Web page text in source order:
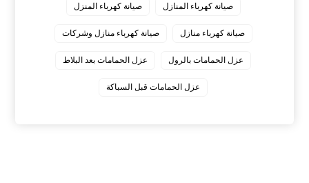
صيانة كهرباء المنازل صيانة كهرباء المنزل
صيانة كهرباء منازل صيانة كهرباء منازل وشركات
عزل الحمامات بالرول عزل الحمامات بعد البلاط
عزل الحمامات قبل السباكة